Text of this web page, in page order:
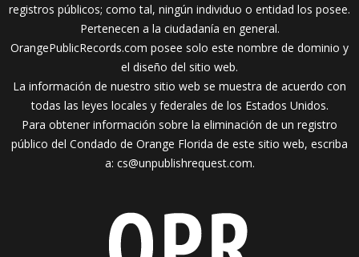
registros públicos; como tal, ningún individuo o entidad los posee.
Pertenecen a la ciudadanía en general.
OrangePublicRecords.com posee solo este nombre de dominio y
el diseño del sitio web.
La información de nuestro sitio web se muestra de acuerdo con
todas las leyes locales y federales de los Estados Unidos.
Para obtener información sobre la eliminación de un registro
público del Condado de Orange Florida de este sitio web, escriba
a: cs@unpublishrequest.com.